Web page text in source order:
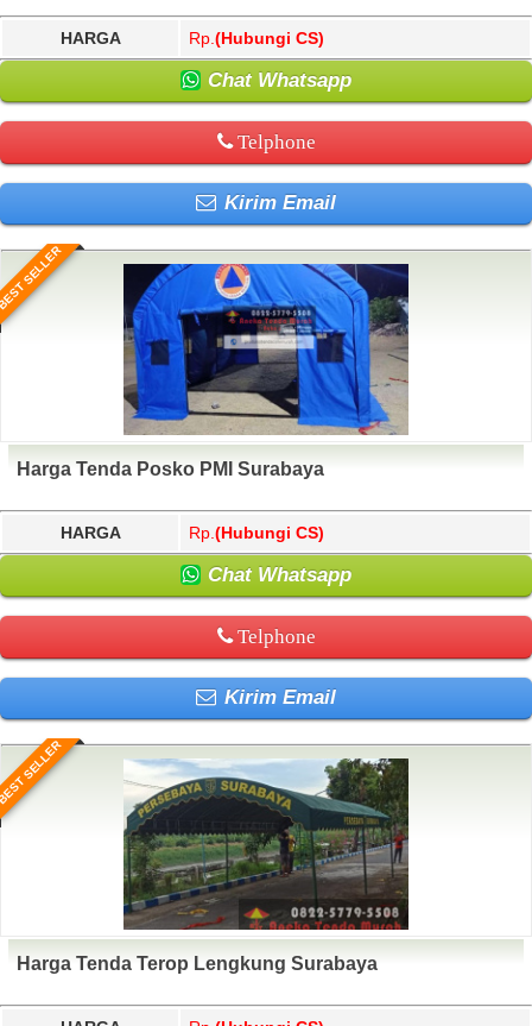
HARGA Rp. (Hubungi CS)
Chat Whatsapp
Telphone
Kirim Email
SELLER
Harga Tenda Posko PMI Surabaya
HARGA Rp. (Hubungi CS)
Chat Whatsapp
Telphone
Kirim Email
SELLER
Harga Tenda Terop Lengkung Surabaya